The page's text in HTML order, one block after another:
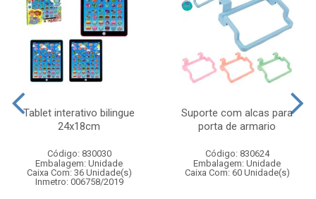
Tablet interativo bilingue
24x18cm
Código: 830030
Embalagem: Unidade
Caixa Com: 36 Unidade(s)
Inmetro: 006758/2019
Suporte com alcas para
porta de armario
Código: 830624
Embalagem: Unidade
Caixa Com: 60 Unidade(s)